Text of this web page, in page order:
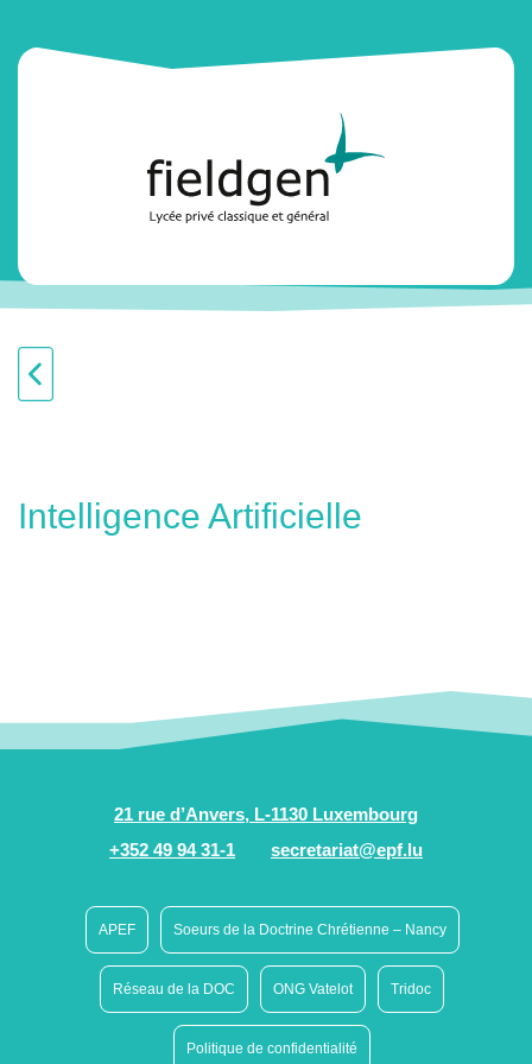
Intelligence Artificielle
21 rue d’Anvers, L-1130 Luxembourg
+352 49 94 31-1
secretariat@epf.lu
APEF Soeurs de la Doctrine Chrétienne – Nancy
Réseau de la DOC ONG Vatelot Tridoc
Politique de confidentialité